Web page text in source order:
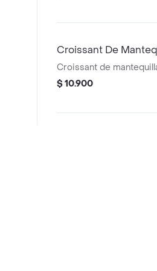
Croissant De
Croissant de
$ 10.900